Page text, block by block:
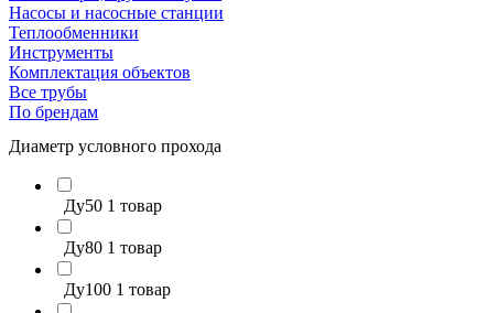
Насосы и насосные станции
Теплообменники
Инструменты
Комплектация объектов
Все трубы
По брендам
Диаметр условного прохода
Ду50 1 товар
Ду80 1 товар
Ду100 1 товар